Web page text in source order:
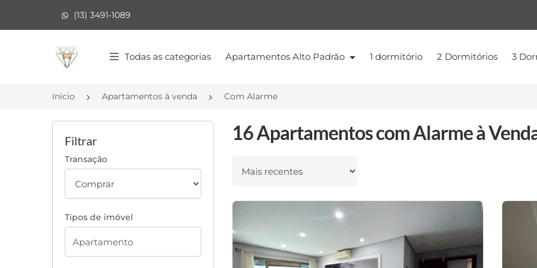
(13) 3491-1089
Página inicial
Todas as categorias Apartamentos Alto Padrão 1 dormitório 2 Dormitórios 3
Início Apartamentos à venda Com Alarme
Filtrar
Transação
Tipos de imóvel
16 Apartamentos com Alarme à
Ordenar por